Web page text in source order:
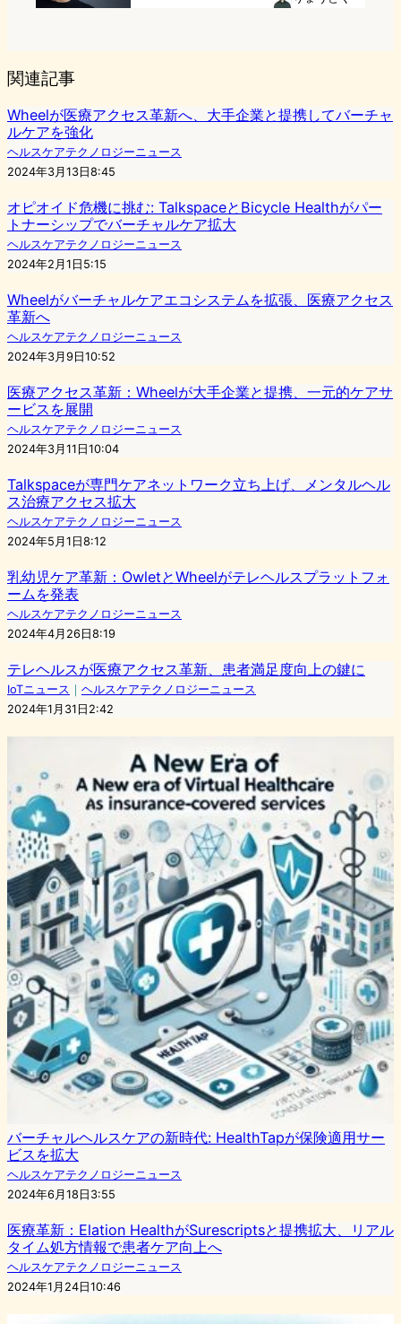
関連記事
Wheelが医療アクセス革新へ、大手企業と提携してバーチャ
ルケアを強化
ヘルスケアテクノロジーニュース
2024年3月13日8:45
オピオイド危機に挑む: TalkspaceとBicycle Healthがパー
トナーシップでバーチャルケア拡大
ヘルスケアテクノロジーニュース
2024年2月1日5:15
Wheelがバーチャルケアエコシステムを拡張、医療アクセス
革新へ
ヘルスケアテクノロジーニュース
2024年3月9日10:52
医療アクセス革新：Wheelが大手企業と提携、一元的ケアサ
ービスを展開
ヘルスケアテクノロジーニュース
2024年3月11日10:04
Talkspaceが専門ケアネットワーク立ち上げ、メンタルヘル
ス治療アクセス拡大
ヘルスケアテクノロジーニュース
2024年5月1日8:12
乳幼児ケア革新：OwletとWheelがテレヘルスプラットフォ
ームを発表
ヘルスケアテクノロジーニュース
2024年4月26日8:19
テレヘルスが医療アクセス革新、患者満足度向上の鍵に
IoTニュース ｜ ヘルスケアテクノロジーニュース
2024年1月31日2:42
バーチャルヘルスケアの新時代: HealthTapが保険適用サー
ビスを拡大
ヘルスケアテクノロジーニュース
2024年6月18日3:55
医療革新：Elation HealthがSurescriptsと提携拡大、リアル
タイム処方情報で患者ケア向上へ
ヘルスケアテクノロジーニュース
2024年1月24日10:46